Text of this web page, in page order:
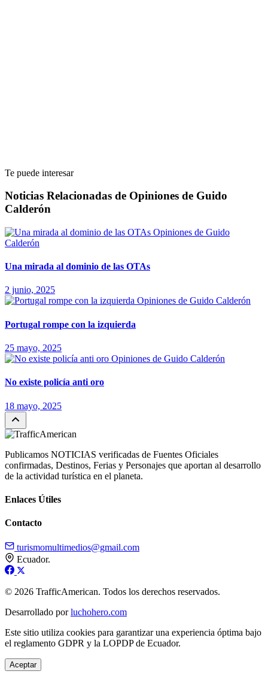
Te puede interesar
Noticias Relacionadas de Opiniones de Guido
Calderón
Opiniones de Guido
Calderón
Una mirada al dominio de las OTAs
2 junio, 2025
Opiniones de Guido Calderón
Portugal rompe con la izquierda
25 mayo, 2025
Opiniones de Guido Calderón
No existe policía anti oro
18 mayo, 2025
Publicamos NOTICIAS verificadas de Fuentes Oficiales
confirmadas, Destinos, Ferias y Personajes que aportan al desarrollo
de la actividad turística en el planeta.
Enlaces Útiles
Contacto
turismomultimedios@gmail.com
Ecuador.
© 2026 TrafficAmerican. Todos los derechos reservados.
Desarrollado porluchohero.com
Este sitio utiliza cookies para garantizar una experiencia óptima bajo
el reglamento GDPR y la LOPDP de Ecuador.
Aceptar